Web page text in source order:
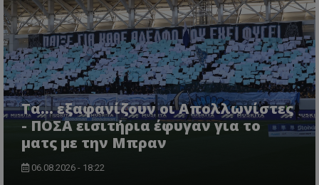
Τα... εξαφανίζουν οι Απολλωνίστες
- ΠΟΣΑ εισιτήρια έφυγαν για το
ματς με την Μπραν
06.08.2026 - 18:22